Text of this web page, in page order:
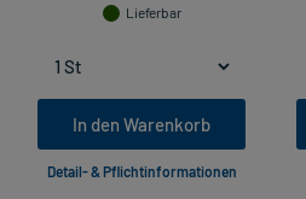
Lieferbar
In den Warenkorb
Detail- & Pflichtinformationen